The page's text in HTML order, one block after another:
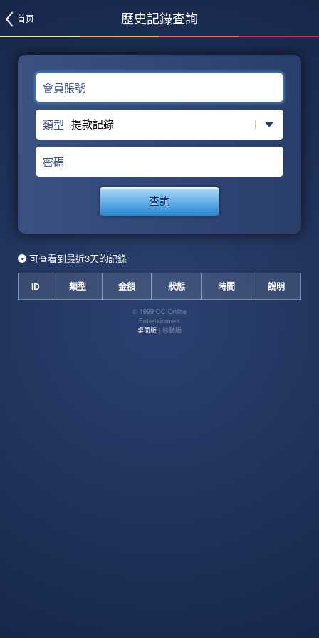
首页 歷史記錄查詢
會員賬號
類型
密碼
查詢
可查看到最近3天的記錄
ID 類型 金額 狀態 時間 說明
© 1999 CC Online
Entertainment
桌面版 | 移動版